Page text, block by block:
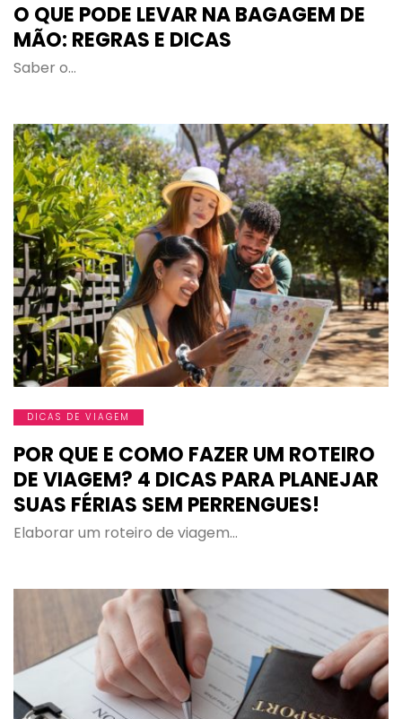
O QUE PODE LEVAR NA BAGAGEM DE
MÃO: REGRAS E DICAS
Saber o…
DICAS DE VIAGEM
POR QUE E COMO FAZER UM ROTEIRO
DE VIAGEM? 4 DICAS PARA PLANEJAR
SUAS FÉRIAS SEM PERRENGUES!
Elaborar um roteiro de viagem…